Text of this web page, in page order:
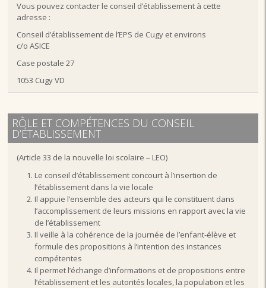
Vous pouvez contacter le conseil d’établissement à cette
adresse :
Conseil d’établissement de l’EPS de Cugy et environs
c/o ASICE
Case postale 27
1053 Cugy VD
RÔLE ET COMPÉTENCES DU CONSEIL
D’ÉTABLISSEMENT
(Article 33 de la nouvelle loi scolaire – LEO)
Le conseil d’établissement concourt à l’insertion de
l’établissement dans la vie locale
Il appuie l’ensemble des acteurs qui le constituent dans
l’accomplissement de leurs missions en rapport avec la vie
de l’établissement
Il veille à la cohérence de la journée de l’enfant-élève et
formule des propositions à l’intention des instances
compétentes
Il permet l’échange d’informations et de propositions entre
l’établissement et les autorités locales, la population et les